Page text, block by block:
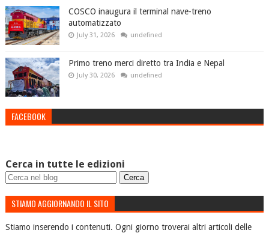
COSCO inaugura il terminal nave-treno
automatizzato
July 31, 2026 undefined
Primo treno merci diretto tra India e Nepal
July 30, 2026 undefined
FACEBOOK
Cerca in tutte le edizioni
STIAMO AGGIORNANDO IL SITO
Stiamo inserendo i contenuti. Ogni giorno troverai altri articoli delle